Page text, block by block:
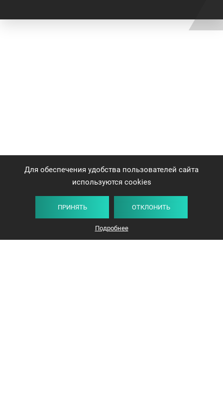
Для обеспечения удобства пользователей сайта
используются cookies
ПРИНЯТЬ ОТКЛОНИТЬ
Подробнее